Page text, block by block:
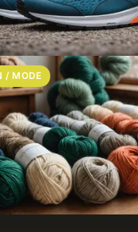
/ MODE